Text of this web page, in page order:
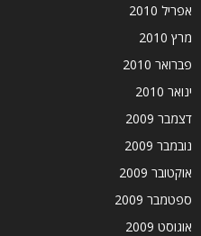
אפריל 2010
מרץ 2010
פברואר 2010
ינואר 2010
דצמבר 2009
נובמבר 2009
אוקטובר 2009
ספטמבר 2009
אוגוסט 2009